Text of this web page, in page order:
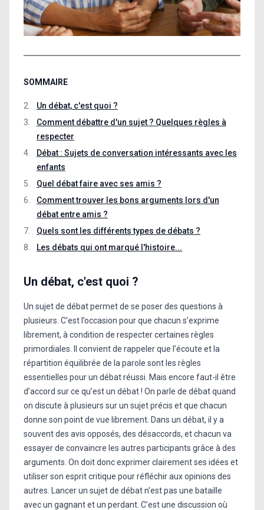
SOMMAIRE
Un débat, c'est quoi ?
Comment débattre d'un sujet ? Quelques règles à
respecter
Débat : Sujets de conversation intéressants avec les
enfants
Quel débat faire avec ses amis ?
Comment trouver les bons arguments lors d'un
débat entre amis ?
Quels sont les différents types de débats ?
Les débats qui ont marqué l'histoire...
Un débat, c'est quoi ?
Un sujet de débat permet de se poser des questions à
plusieurs. C’est l’occasion pour que chacun s’exprime
librement, à condition de respecter certaines règles
primordiales. Il convient de rappeler que l’écoute et la
répartition équilibrée de la parole sont les règles
essentielles pour un débat réussi. Mais encore faut-il être
d’accord sur ce qu’est un débat ! On parle de débat quand
on discute à plusieurs sur un sujet précis et que chacun
donne son point de vue librement. Dans un débat, il y a
souvent des avis opposés, des désaccords, et chacun va
essayer de convaincre les autres participants grâce à des
arguments. On doit donc exprimer clairement ses idées et
utiliser son esprit critique pour réfléchir aux opinions des
autres. Lancer un sujet de débat n’est pas une bataille
avec un gagnant et un perdant. C’est une discussion où